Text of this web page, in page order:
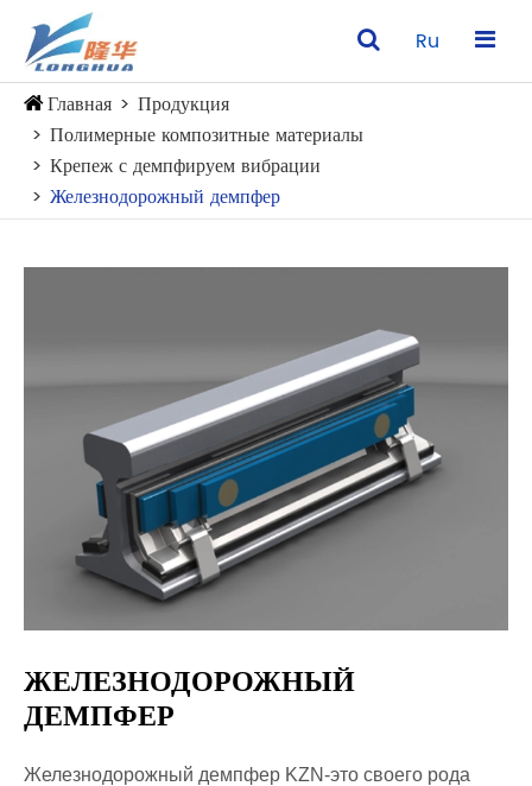
Ru
Главная
Продукция
Полимерные композитные материалы
Крепеж с демпфируем вибрации
Железнодорожный демпфер
ЖЕЛЕЗНОДОРОЖНЫЙ
ДЕМПФЕР
Железнодорожный демпфер KZN-это своего рода